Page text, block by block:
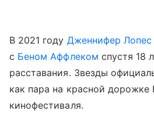
В 2021 году Дженнифер Лопес
с Беном Аффлеком спустя 18
расставания. Звезды
как пара на красной дорожке
кинофестиваля.